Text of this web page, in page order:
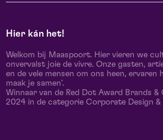
Hier kán het!
Welkom bij Maaspoort. Hier vieren we
onvervalst joie de vivre. Onze gasten,
en de vele mensen om ons heen, ervaren
maak je samen’.
Winnaar van de Red Dot Award Brands
2024 in de categorie Corporate Design &